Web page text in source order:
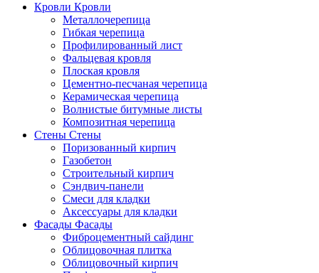
Кровли Кровли
Металлочерепица
Гибкая черепица
Профилированный лист
Фальцевая кровля
Плоская кровля
Цементно-песчаная черепица
Керамическая черепица
Волнистые битумные листы
Композитная черепица
Стены Стены
Поризованный кирпич
Газобетон
Строительный кирпич
Сэндвич-панели
Смеси для кладки
Аксессуары для кладки
Фасады Фасады
Фиброцементный сайдинг
Облицовочная плитка
Облицовочный кирпич